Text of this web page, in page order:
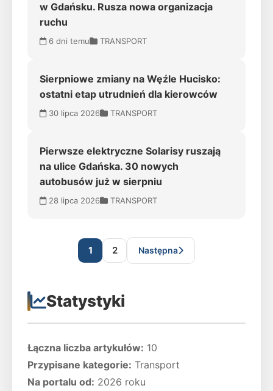
w Gdańsku. Rusza nowa organizacja
ruchu
6 dni temu TRANSPORT
Sierpniowe zmiany na Węźle Hucisko:
ostatni etap utrudnień dla kierowców
30 lipca 2026 TRANSPORT
Pierwsze elektryczne Solarisy ruszają
na ulice Gdańska. 30 nowych
autobusów już w sierpniu
28 lipca 2026 TRANSPORT
1 2 Następna
Statystyki
Łączna liczba artykułów: 10
Przypisane kategorie: Transport
Na portalu od: 2026 roku